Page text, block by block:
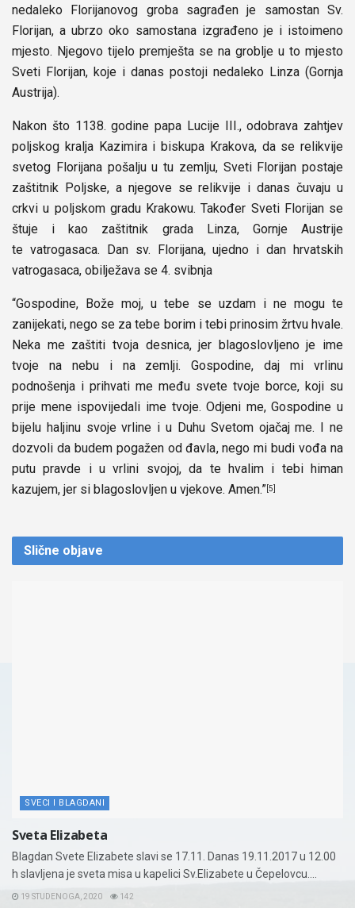
nedaleko Florijanovog groba sagrađen je samostan Sv.
Florijan, a ubrzo oko samostana izgrađeno je i istoimeno
mjesto. Njegovo tijelo premješta se na groblje u to mjesto
Sveti Florijan, koje i danas postoji nedaleko Linza (Gornja
Austrija).
Nakon što 1138. godine papa Lucije III., odobrava zahtjev
poljskog kralja Kazimira i biskupa Krakova, da se relikvije
svetog Florijana pošalju u tu zemlju, Sveti Florijan postaje
zaštitnik Poljske, a njegove se relikvije i danas čuvaju u
crkvi u poljskom gradu Krakowu. Također Sveti Florijan se
štuje i kao zaštitnik grada Linza, Gornje Austrije
te vatrogasaca. Dan sv. Florijana, ujedno i dan hrvatskih
vatrogasaca, obilježava se 4. svibnja
“Gospodine, Bože moj, u tebe se uzdam i ne mogu te
zanijekati, nego se za tebe borim i tebi prinosim žrtvu hvale.
Neka me zaštiti tvoja desnica, jer blagoslovljeno je ime
tvoje na nebu i na zemlji. Gospodine, daj mi vrlinu
podnošenja i prihvati me među svete tvoje borce, koji su
prije mene ispovijedali ime tvoje. Odjeni me, Gospodine u
bijelu haljinu svoje vrline i u Duhu Svetom ojačaj me. I ne
dozvoli da budem pogažen od đavla, nego mi budi vođa na
putu pravde i u vrlini svojoj, da te hvalim i tebi himan
kazujem, jer si blagoslovljen u vjekove. Amen.” [5]
Slične objave
SVECI I BLAGDANI
Sveta Elizabeta
Blagdan Svete Elizabete slavi se 17.11. Danas 19.11.2017 u 12.00
h slavljena je sveta misa u kapelici Sv.Elizabete u Čepelovcu....
19 STUDENOGA, 2020 142